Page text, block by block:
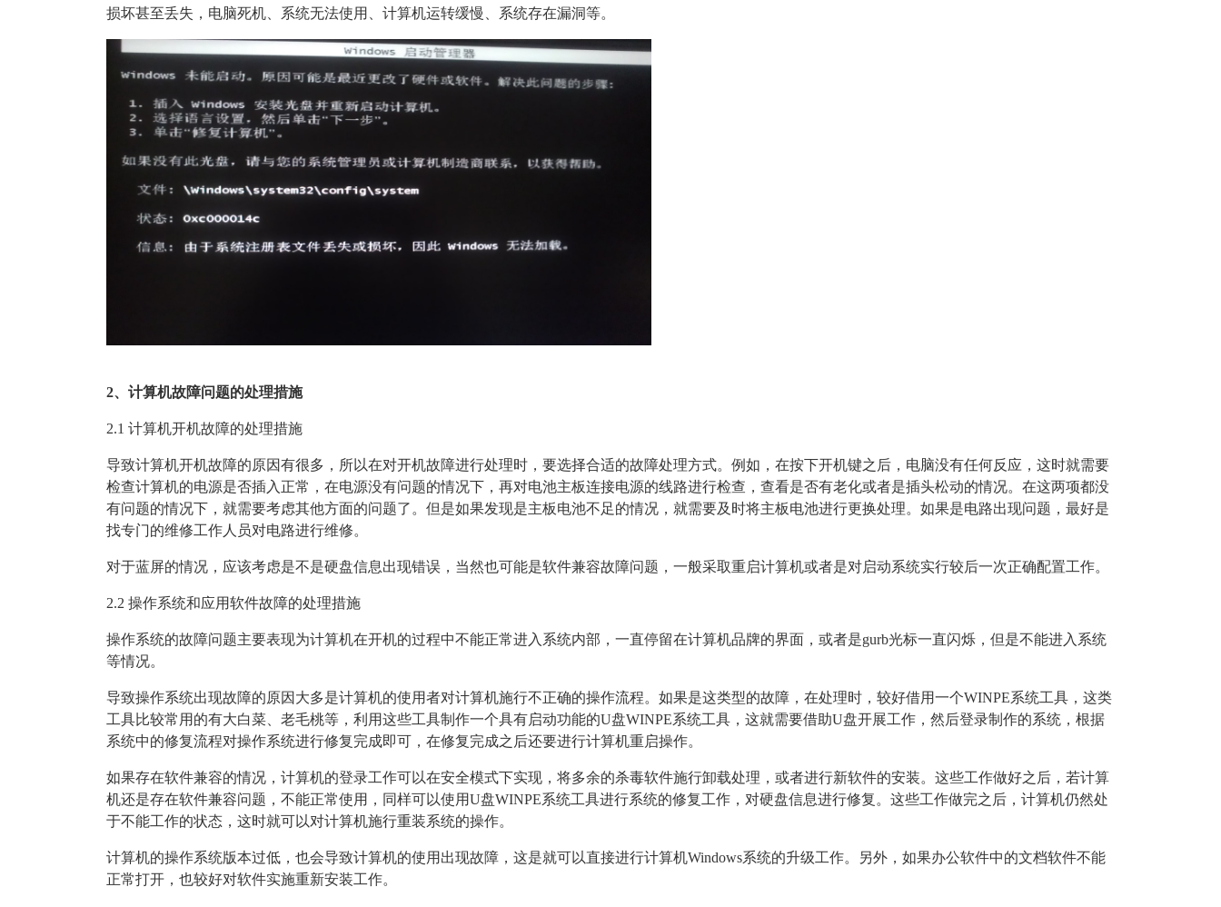
损坏甚至丢失，电脑死机、系统无法使用、计算机运转缓慢、系统存在漏洞等。
2、计算机故障问题的处理措施
2.1 计算机开机故障的处理措施
导致计算机开机故障的原因有很多，所以在对开机故障进行处理时，要选择合适的故障处理方式。例如，在按下开机键之后，电脑没有任何反应，这时就需要
检查计算机的电源是否插入正常，在电源没有问题的情况下，再对电池主板连接电源的线路进行检查，查看是否有老化或者是插头松动的情况。在这两项都没
有问题的情况下，就需要考虑其他方面的问题了。但是如果发现是主板电池不足的情况，就需要及时将主板电池进行更换处理。如果是电路出现问题，最好是
找专门的维修工作人员对电路进行维修。
对于蓝屏的情况，应该考虑是不是硬盘信息出现错误，当然也可能是软件兼容故障问题，一般采取重启计算机或者是对启动系统实行较后一次正确配置工作。
2.2 操作系统和应用软件故障的处理措施
操作系统的故障问题主要表现为计算机在开机的过程中不能正常进入系统内部，一直停留在计算机品牌的界面，或者是gurb光标一直闪烁，但是不能进入系统
等情况。
导致操作系统出现故障的原因大多是计算机的使用者对计算机施行不正确的操作流程。如果是这类型的故障，在处理时，较好借用一个WINPE系统工具，这类
工具比较常用的有大白菜、老毛桃等，利用这些工具制作一个具有启动功能的U盘WINPE系统工具，这就需要借助U盘开展工作，然后登录制作的系统，根据
系统中的修复流程对操作系统进行修复完成即可，在修复完成之后还要进行计算机重启操作。
如果存在软件兼容的情况，计算机的登录工作可以在安全模式下实现，将多余的杀毒软件施行卸载处理，或者进行新软件的安装。这些工作做好之后，若计算
机还是存在软件兼容问题，不能正常使用，同样可以使用U盘WINPE系统工具进行系统的修复工作，对硬盘信息进行修复。这些工作做完之后，计算机仍然处
于不能工作的状态，这时就可以对计算机施行重装系统的操作。
计算机的操作系统版本过低，也会导致计算机的使用出现故障，这是就可以直接进行计算机Windows系统的升级工作。另外，如果办公软件中的文档软件不能
正常打开，也较好对软件实施重新安装工作。